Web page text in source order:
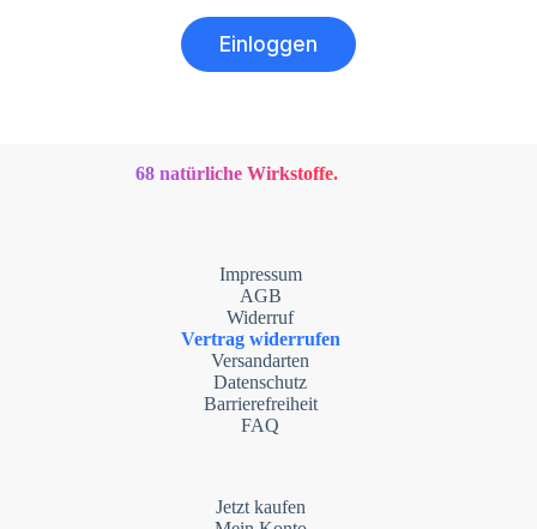
Einloggen
68 natürliche Wirkstoffe.
Impressum
AGB
Widerruf
Vertrag widerrufen
Versandarten
Datenschutz
Barrierefreiheit
FAQ
Jetzt kaufen